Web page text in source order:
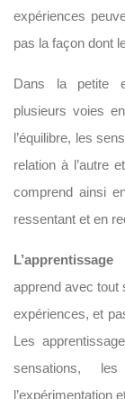
expériences
pas la façon dont
Dans la petite
plusieurs voies
l’équilibre, les
relation à l’autre et
comprend ainsi
ressentant et en
L’apprentissage
apprend avec tout
expériences, et
Les
sensations,
l’expérimentation